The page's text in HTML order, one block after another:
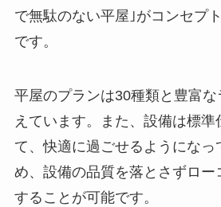
で無駄のない平屋｣がコンセプ
です。
平屋のプランは30種類と豊富
えています。また、設備は標準
て、快適に過ごせるようになっ
め、設備の品質を落とさずロー
することが可能です。